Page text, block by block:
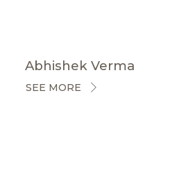
Abhishek Verma
SEE MORE